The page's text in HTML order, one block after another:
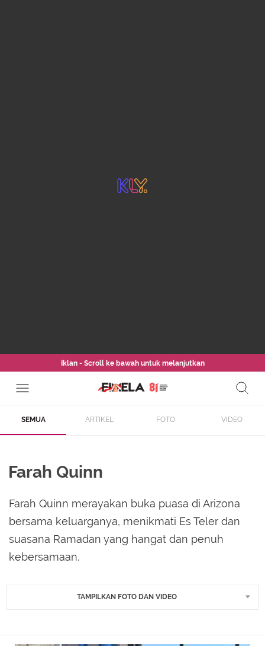
Iklan - Scroll ke bawah untuk melanjutkan
SEMUA ARTIKEL FOTO VIDEO
Farah Quinn
Farah Quinn merayakan buka puasa di Arizona
bersama keluarganya, menikmati Es Teler dan
suasana Ramadan yang hangat dan penuh
kebersamaan.
TAMPILKAN FOTO DAN VIDEO